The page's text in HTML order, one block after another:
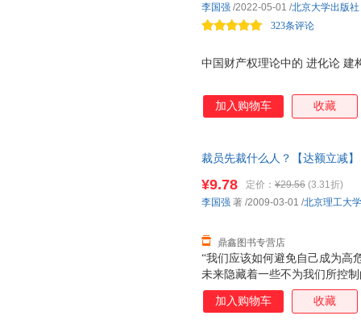
中国财产权理论中的 进化论 建
323条评论
李国强 /2022-05-01 /北京大学出版社
加入购物车 收藏
裁员先裁什么人？【达额立减
“我们应该如何避免自己成为高
未来隐藏着一些不为我们所控
状，只有发现了问题，才能解
阅读这本尽职、敬业职场佳员
¥9.78 定价： ¥29.56 (3.31折)
鼎鑫图书专营店
李国强 著 /2009-03-01 /北京理工大
加入购物车 收藏